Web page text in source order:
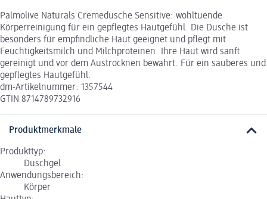
Palmolive Naturals Cremedusche Sensitive: wohltuende
Körperreinigung für ein gepflegtes Hautgefühl. Die Dusche ist
besonders für empfindliche Haut geeignet und pflegt mit
Feuchtigkeitsmilch und Milchproteinen. Ihre Haut wird sanft
gereinigt und vor dem Austrocknen bewahrt. Für ein sauberes und
gepflegtes Hautgefühl.
dm-Artikelnummer: 1357544
GTIN 8714789732916
Produktmerkmale
Produkttyp:
Duschgel
Anwendungsbereich:
Körper